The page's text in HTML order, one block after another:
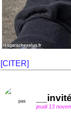
[CITER]
jeudi 13